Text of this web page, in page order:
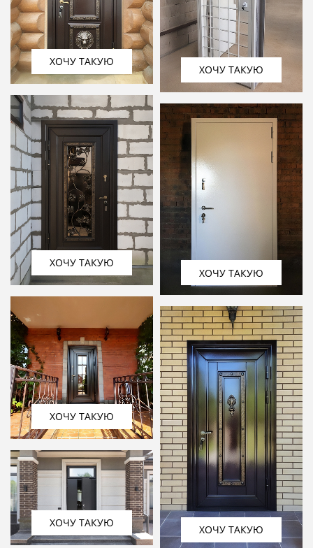
ХОЧУ ТАКУЮ
ХОЧУ ТАКУЮ
ХОЧУ ТАКУЮ
ХОЧУ ТАКУЮ
ХОЧУ ТАКУЮ
ХОЧУ ТАКУЮ
ХОЧУ ТАКУЮ